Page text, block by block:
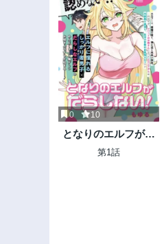
0 10
となりのエルフがだ
らしない!
第1話